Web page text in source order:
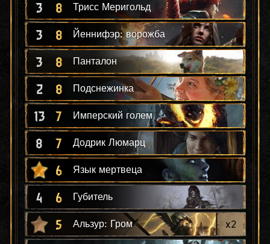
3 8 Трисс Меригольд
3 8 Йеннифэр: ворожба
3 8 Панталон
2 8 Подснежинка
13 7 Имперский голем
8 7 Додрик Люмарц
6 Язык мертвеца
4 6 Губитель
5 Альзур: Гром x2